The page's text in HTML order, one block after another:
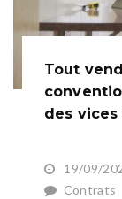
Tout
des vices
19/09/
Contrats